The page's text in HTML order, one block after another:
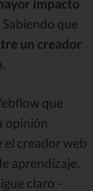
impacto
que
un creador
que
opinión
creador web
aprendizaje,
claro -